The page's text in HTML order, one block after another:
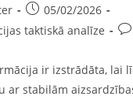
Post
published:
05/02/2026
taktiskā analīze
ir izstrādāta, lai
ar stabilām